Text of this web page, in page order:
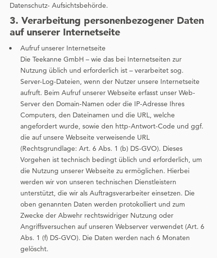
Datenschutz- Aufsichtsbehörde.
3. Verarbeitung personenbezogener Daten
auf unserer Internetseite
Aufruf unserer Internetseite
Die Teekanne GmbH – wie das bei Internetseiten zur
Nutzung üblich und erforderlich ist – verarbeitet sog.
Server-Log-Dateien, wenn der Nutzer unsere Internetseite
aufruft. Beim Aufruf unserer Webseite erfasst unser Web-
Server den Domain-Namen oder die IP-Adresse Ihres
Computers, den Dateinamen und die URL, welche
angefordert wurde, sowie den http-Antwort-Code und ggf.
die auf unsere Webseite verweisende URL
(Rechtsgrundlage: Art. 6 Abs. 1 (b) DS-GVO). Dieses
Vorgehen ist technisch bedingt üblich und erforderlich, um
die Nutzung unserer Webseite zu ermöglichen. Hierbei
werden wir von unseren technischen Dienstleistern
unterstützt, die wir als Auftragsverarbeiter einsetzen. Die
oben genannten Daten werden protokolliert und zum
Zwecke der Abwehr rechtswidriger Nutzung oder
Angriffsversuchen auf unseren Webserver verwendet (Art. 6
Abs. 1 (f) DS-GVO). Die Daten werden nach 6 Monaten
gelöscht.